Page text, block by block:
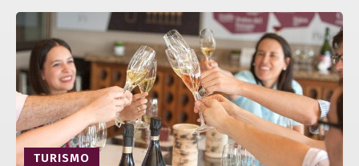
TURISMO